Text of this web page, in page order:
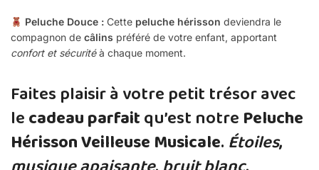
Peluche Douce :Cette peluche hérisson deviendra le
compagnon de câlins préféré de votre enfant, apportant
confort et sécuritéà chaque moment.
Faites plaisir à votre petit trésor avec
lecadeau parfaitqu’est notre Peluche
Hérisson Veilleuse Musicale. Étoiles,